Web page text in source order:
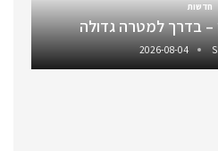
חדשות
– בדרך למטרה גדולה
2026-08-04